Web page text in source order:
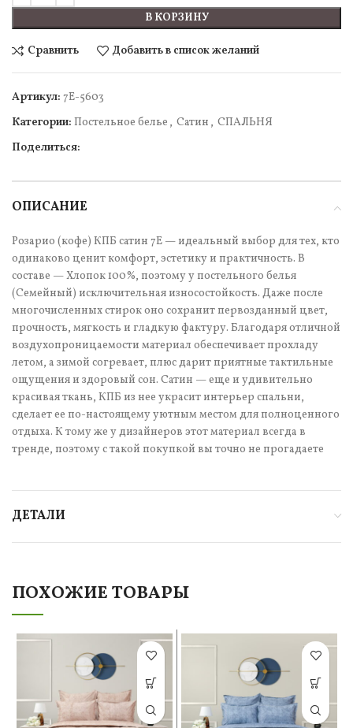
В КОРЗИНУ
Сравнить Добавить в список желаний
Артикул: 7Е-5603
Категории: Постельное белье , Сатин , СПАЛЬНЯ
Поделиться:
ОПИСАНИЕ
Розарио (кофе) КПБ сатин 7Е — идеальный выбор для тех, кто
одинаково ценит комфорт, эстетику и практичность. В
составе — Хлопок 100%, поэтому у постельного белья
(Семейный) исключительная износостойкость. Даже после
многочисленных стирок оно сохранит первозданный цвет,
прочность, мягкость и гладкую фактуру. Благодаря отличной
воздухопроницаемости материал обеспечивает прохладу
летом, а зимой согревает, плюс дарит приятные тактильные
ощущения и здоровый сон. Сатин — еще и удивительно
красивая ткань, КПБ из нее украсит интерьер спальни,
сделает ее по-настоящему уютным местом для полноценного
отдыха. К тому же у дизайнеров этот материал всегда в
тренде, поэтому с такой покупкой вы точно не прогадаете
ДЕТАЛИ
ПОХОЖИЕ ТОВАРЫ